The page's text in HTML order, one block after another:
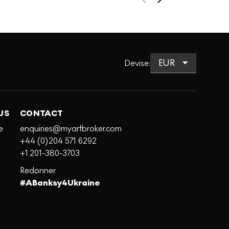
Devise:
CONTACT
enquiries@myartbroker.com
+44 (0)204 571 6292
+1 201-380-3703
Redonner
#ABanksy4Ukraine